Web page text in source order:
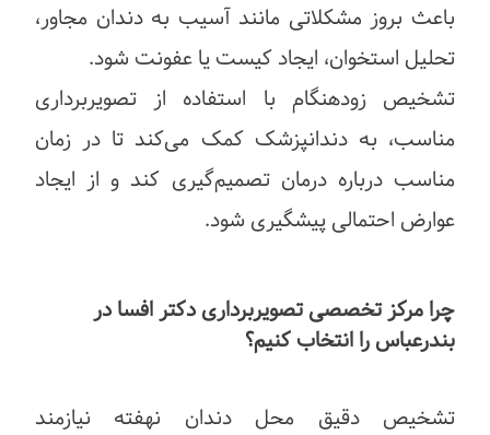
باعث بروز مشکلاتی مانند آسیب به دندان مجاور،
تحلیل استخوان، ایجاد کیست یا عفونت شود.
تشخیص زودهنگام با استفاده از تصویربرداری
مناسب، به دندانپزشک کمک می‌کند تا در زمان
مناسب درباره درمان تصمیم‌گیری کند و از ایجاد
عوارض احتمالی پیشگیری شود.
چرا مرکز تخصصی تصویربرداری دکتر افسا در
بندرعباس را انتخاب کنیم؟
تشخیص دقیق محل دندان نهفته نیازمند